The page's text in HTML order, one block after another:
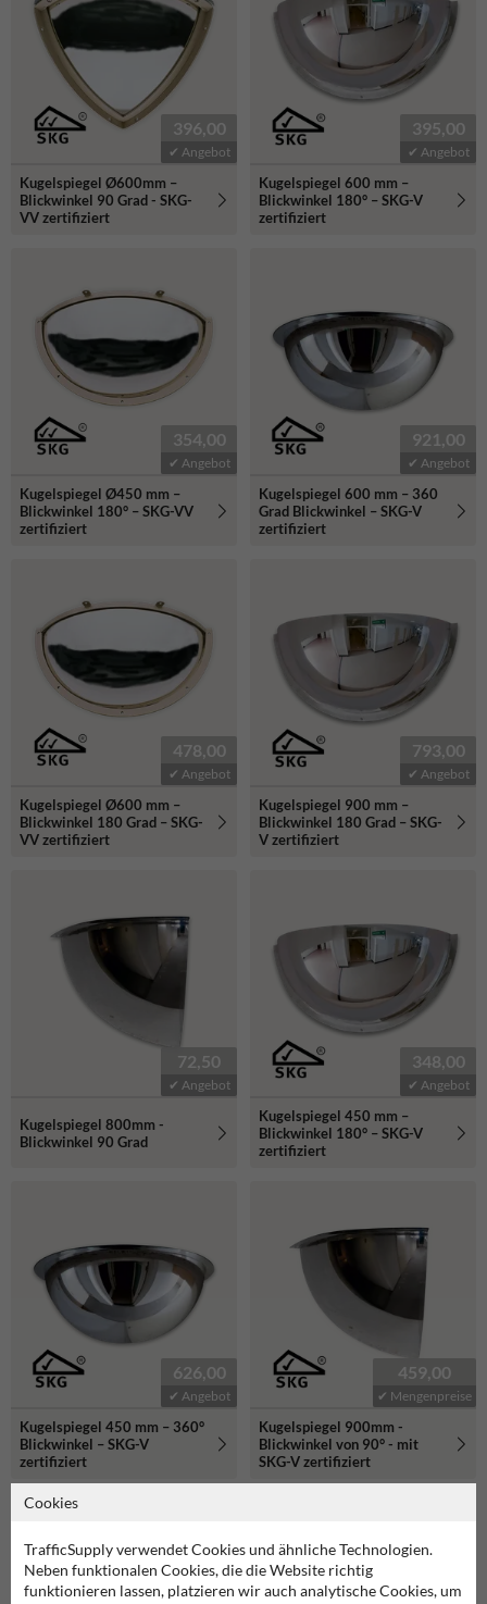
396,00
✔ Angebot
Kugelspiegel Ø600mm –
Blickwinkel 90 Grad - SKG-
VV zertifiziert
395,00
✔ Angebot
Kugelspiegel 600 mm –
Blickwinkel 180° – SKG-V
zertifiziert
354,00
✔ Angebot
Kugelspiegel Ø450 mm –
Blickwinkel 180° – SKG-VV
zertifiziert
921,00
✔ Angebot
Kugelspiegel 600 mm – 360
Grad Blickwinkel – SKG-V
zertifiziert
478,00
✔ Angebot
Kugelspiegel Ø600 mm –
Blickwinkel 180 Grad – SKG-
VV zertifiziert
793,00
✔ Angebot
Kugelspiegel 900 mm –
Blickwinkel 180 Grad – SKG-
V zertifiziert
72,50
✔ Angebot
Kugelspiegel 800mm -
Blickwinkel 90 Grad
348,00
✔ Angebot
Kugelspiegel 450 mm –
Blickwinkel 180° – SKG-V
zertifiziert
626,00
✔ Angebot
Kugelspiegel 450 mm – 360°
Blickwinkel – SKG-V
zertifiziert
459,00
✔ Mengenpreise
Kugelspiegel 900mm -
Blickwinkel von 90° - mit
SKG-V zertifiziert
Cookies
TrafficSupply verwendet Cookies und ähnliche Technologien.
Neben funktionalen Cookies, die die Website richtig
funktionieren lassen, platzieren wir auch analytische Cookies, um